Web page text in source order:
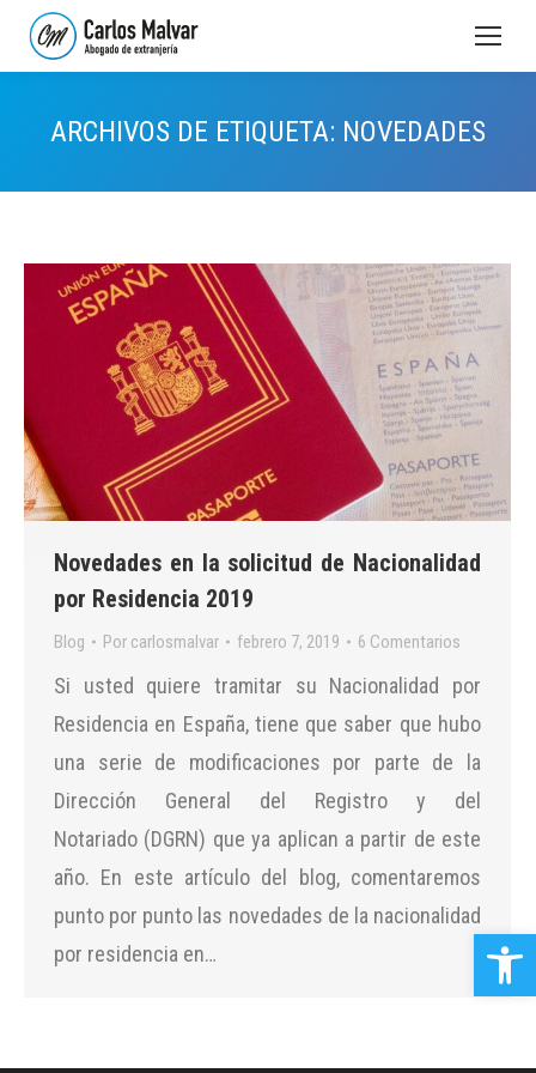
Abrir
ARCHIVOS DE ETIQUETA: NOVEDADES
Novedades en la solicitud de Nacionalidad
por Residencia 2019
Blog Por carlosmalvar febrero 7, 2019 6 Comentarios
Si usted quiere tramitar su Nacionalidad por
Residencia en España, tiene que saber que hubo
una serie de modificaciones por parte de la
Dirección General del Registro y del
Notariado (DGRN) que ya aplican a partir de este
año. En este artículo del blog, comentaremos
punto por punto las novedades de la nacionalidad
por residencia en…